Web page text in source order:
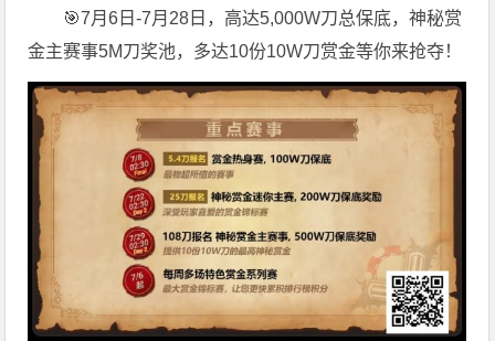
🎯7月6日-7月28日，高达5,000W刀总保底，神秘赏
金主赛事5M刀奖池，多达10份10W刀赏金等你来抢夺！